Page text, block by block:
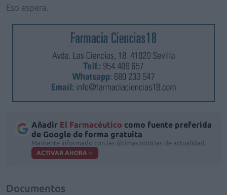
Eso espera.
Añadir El Farmacéutico como fuente preferida
de Google de forma gratuita
Mantente informado con las últimas noticias de actualidad.
ACTIVAR AHORA
Documentos